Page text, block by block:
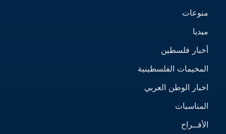
منوعات
ميديا
أخبار فلسطين
المخيمات الفلسطينية
اخبار الوطن العربي
المناسبات
الأفــراح